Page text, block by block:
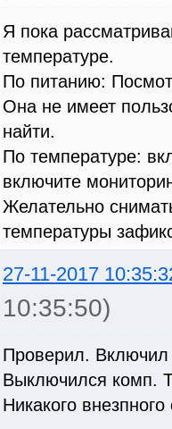
Я пока
температуре.
По питанию:
Она не имеет
найти.
По температуре:
включите
Желательно
температуры
27-11-2017
10:35:50)
Проверил. Включил
Выключился комп.
Никакого